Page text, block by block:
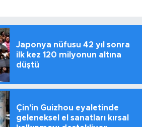
Japonya nüfusu 42 yıl sonra
ilk kez 120 milyonun altına
düştü
Çin'in Guizhou eyaletinde
geleneksel el sanatları kırsal